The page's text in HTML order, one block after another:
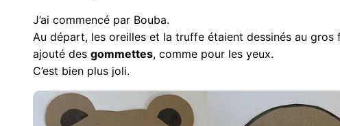
J’ai commencé par Bouba.
Au départ, les oreilles et la truffe étaient dessinés au gros
ajouté des gommettes, comme pour les yeux.
C’est bien plus joli.